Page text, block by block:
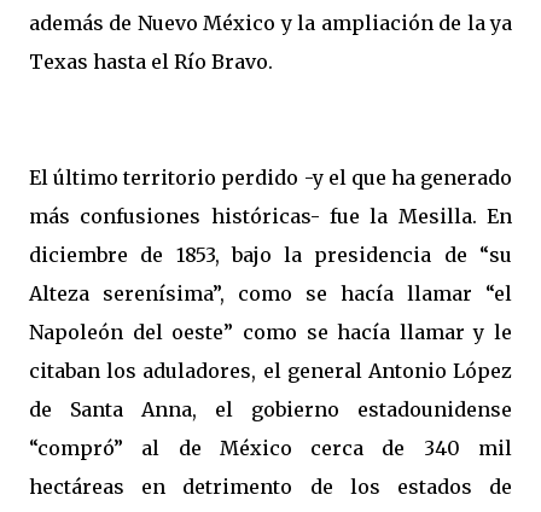
además de Nuevo México y la ampliación de la ya
Texas hasta el Río Bravo.
El último territorio perdido -y el que ha generado
más confusiones históricas- fue la Mesilla. En
diciembre de 1853, bajo la presidencia de “su
Alteza serenísima”, como se hacía llamar “el
Napoleón del oeste” como se hacía llamar y le
citaban los aduladores, el general Antonio López
de Santa Anna, el gobierno estadounidense
“compró” al de México cerca de 340 mil
hectáreas en detrimento de los estados de